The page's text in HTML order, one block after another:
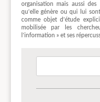
organisation mais aussi des
qu’elle génère ou qui lui
comme objet d’étude
mobilisée par les
l’information » et ses